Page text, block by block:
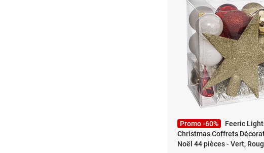
Promo -60%
Feeric
Christmas Coffrets
Noël 44 pièces - Vert,